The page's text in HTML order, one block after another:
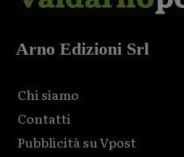
Arno Edizioni Srl
Chi siamo
Contatti
Pubblicità su Vpost